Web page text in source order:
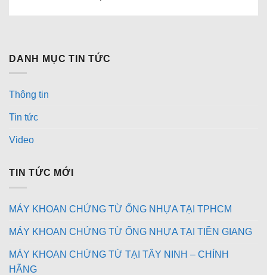
DANH MỤC TIN TỨC
Thông tin
Tin tức
Video
TIN TỨC MỚI
MÁY KHOAN CHỨNG TỪ ỐNG NHỰA TẠI TPHCM
MÁY KHOAN CHỨNG TỪ ỐNG NHỰA TẠI TIỀN GIANG
MÁY KHOAN CHỨNG TỪ TẠI TÂY NINH – CHÍNH
HÃNG